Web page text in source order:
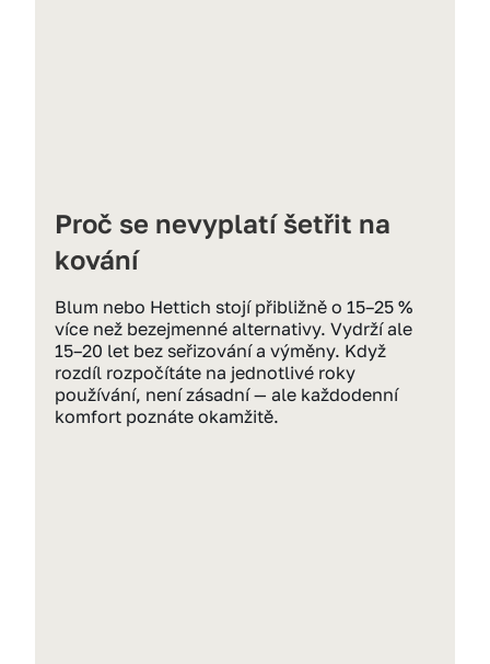
Proč se nevyplatí šetřit na
kování
Blum nebo Hettich stojí přibližně o 15–25 %
více než bezejmenné alternativy. Vydrží ale
15–20 let bez seřizování a výměny. Když
rozdíl rozpočítáte na jednotlivé roky
používání, není zásadní — ale každodenní
komfort poznáte okamžitě.